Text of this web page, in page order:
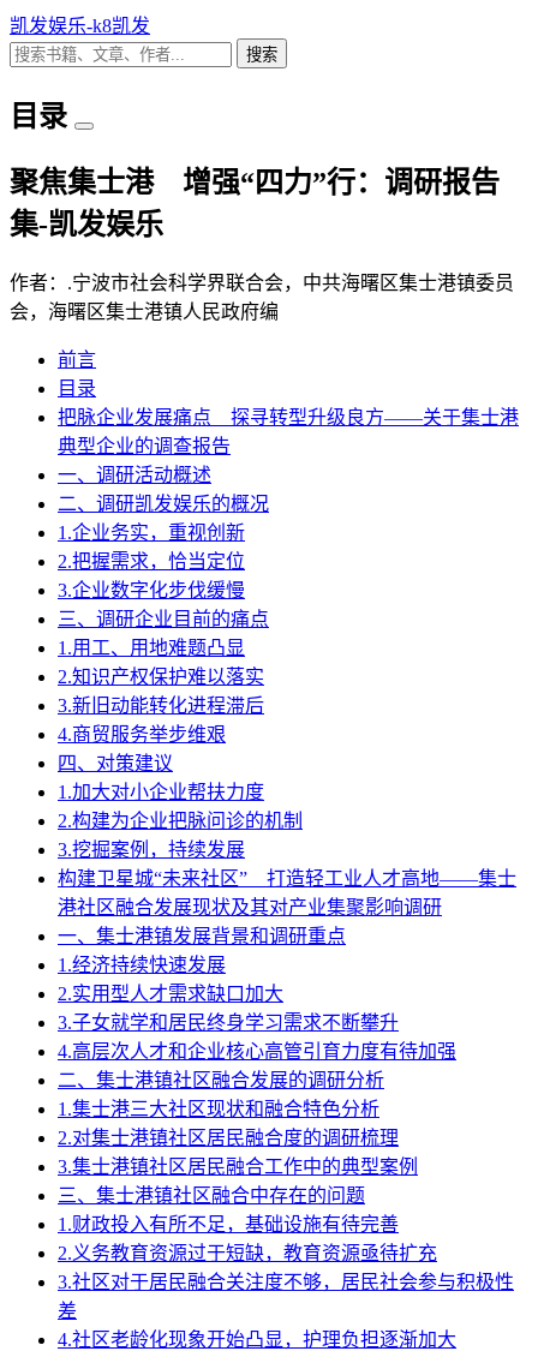
凯发娱乐-k8凯发
搜索
目录
聚焦集士港 增强“四力”行：调研报告
集-凯发娱乐
作者：.宁波市社会科学界联合会，中共海曙区集士港镇委员
会，海曙区集士港镇人民政府编
前言
目录
把脉企业发展痛点 探寻转型升级良方——关于集士港
典型企业的调查报告
一、调研活动概述
二、调研凯发娱乐的概况
1.企业务实，重视创新
2.把握需求，恰当定位
3.企业数字化步伐缓慢
三、调研企业目前的痛点
1.用工、用地难题凸显
2.知识产权保护难以落实
3.新旧动能转化进程滞后
4.商贸服务举步维艰
四、对策建议
1.加大对小企业帮扶力度
2.构建为企业把脉问诊的机制
3.挖掘案例，持续发展
构建卫星城“未来社区” 打造轻工业人才高地——集士
港社区融合发展现状及其对产业集聚影响调研
一、集士港镇发展背景和调研重点
1.经济持续快速发展
2.实用型人才需求缺口加大
3.子女就学和居民终身学习需求不断攀升
4.高层次人才和企业核心高管引育力度有待加强
二、集士港镇社区融合发展的调研分析
1.集士港三大社区现状和融合特色分析
2.对集士港镇社区居民融合度的调研梳理
3.集士港镇社区居民融合工作中的典型案例
三、集士港镇社区融合中存在的问题
1.财政投入有所不足，基础设施有待完善
2.义务教育资源过于短缺，教育资源亟待扩充
3.社区对于居民融合关注度不够，居民社会参与积极性
差
4.社区老龄化现象开始凸显，护理负担逐渐加大